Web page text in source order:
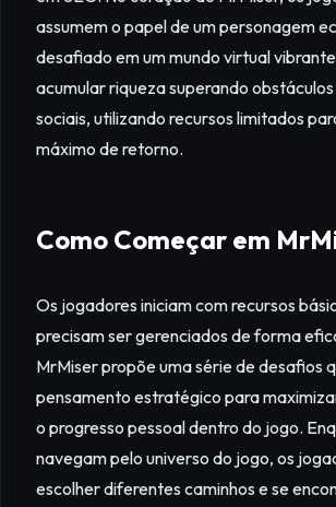
assumem o papel de um personagem
desafiado em um mundo virtual
acumular riqueza superando
sociais, utilizando recursos limitados
máximo de retorno.
Como Começar em
Os jogadores iniciam com recursos
precisam ser gerenciados de forma
MrMiser propõe uma série de desafios
pensamento estratégico para
o progresso pessoal dentro do jogo.
navegam pelo universo do jogo, os
escolher diferentes caminhos e se